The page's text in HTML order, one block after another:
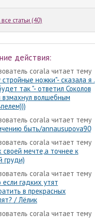
все статьи (40)
действия:
corala читает тему
стройные ножки"- сказала я .
так "- ответил Соколов
взмахнул волшебным
corala читает тему
быть/annausupova90
corala читает тему
своей мечте,а точнее к
груди)
corala читает тему
если гадких утят
в прекрасных
/ Лёлик
corala читает тему